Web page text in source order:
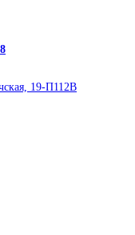
19-П112В